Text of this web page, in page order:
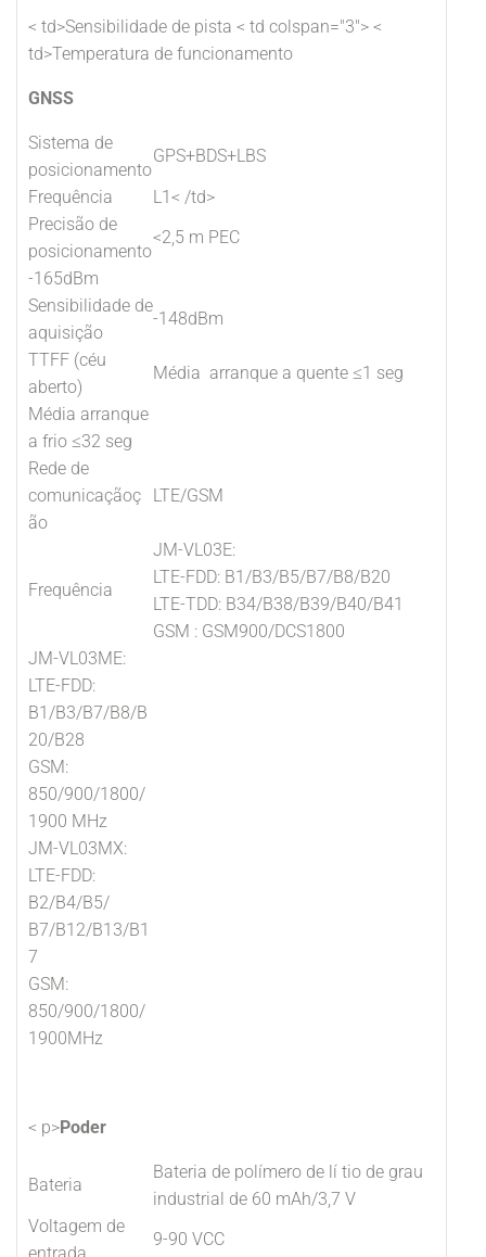
< td>Sensibilidade de pista < td colspan="3"> <
td>Temperatura de funcionamento
GNSS
Sistema de
posicionamento
GPS+BDS+LBS
Frequência
L1< /td>
Precisão de
posicionamento
<2,5 m PEC
-165dBm
Sensibilidade de
aquisição
-148dBm
TTFF (céu
aberto)
Média arranque a quente ≤1 seg
Média arranque
a frio ≤32 seg
Rede de
comunicaçãoç
ão
LTE/GSM
Frequência
JM-VL03E:
LTE-FDD: B1/B3/B5/B7/B8/B20
LTE-TDD: B34/B38/B39/B40/B41
GSM : GSM900/DCS1800
JM-VL03ME:
LTE-FDD:
B1/B3/B7/B8/B
20/B28
GSM:
850/900/1800/
1900 MHz
JM-VL03MX:
LTE-FDD:
B2/B4/B5/
B7/B12/B13/B1
7
GSM:
850/900/1800/
1900MHz
< p>Poder
Bateria
Bateria de polímero de lí tio de grau
industrial de 60 mAh/3,7 V
Voltagem de
9-90 VCC